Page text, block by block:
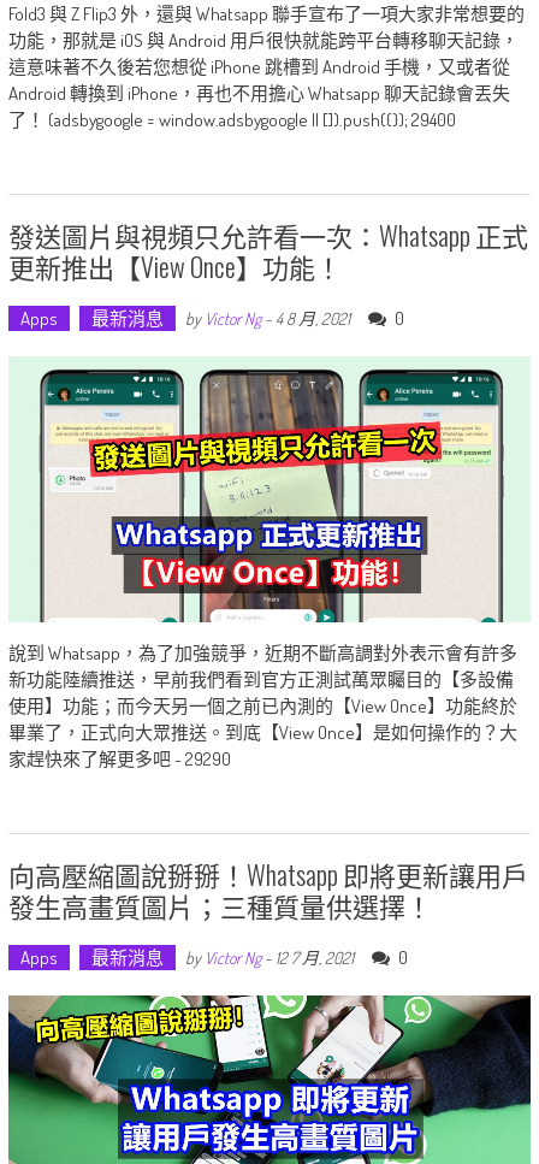
Fold3 與 Z Flip3 外，還與 Whatsapp 聯手宣布了一項大家非常想要的
功能，那就是 iOS 與 Android 用戶很快就能跨平台轉移聊天記錄，
這意味著不久後若您想從 iPhone 跳槽到 Android 手機，又或者從
Android 轉換到 iPhone，再也不用擔心 Whatsapp 聊天記錄會丟失
了！ (adsbygoogle = window.adsbygoogle || []).push({}); 29400
發送圖片與視頻只允許看一次：Whatsapp 正式
更新推出【View Once】功能！
Apps 最新消息 by Victor Ng- 4 8 月, 2021 0
說到 Whatsapp，為了加強競爭，近期不斷高調對外表示會有許多
新功能陸續推送，早前我們看到官方正測試萬眾矚目的【多設備
使用】功能；而今天另一個之前已內測的【View Once】功能終於
畢業了，正式向大眾推送。到底【View Once】是如何操作的？大
家趕快來了解更多吧 ~ 29290
向高壓縮圖說掰掰！Whatsapp 即將更新讓用戶
發生高畫質圖片；三種質量供選擇！
Apps 最新消息 by Victor Ng- 12 7 月, 2021 0